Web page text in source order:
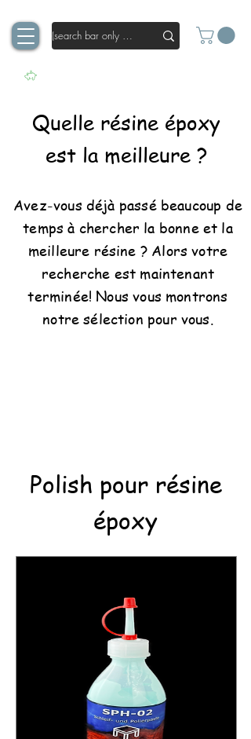
Quelle résine époxy
est la meilleure ?
Avez-vous déjà passé beaucoup de
temps à chercher la bonne et la
meilleure résine ? Alors votre
recherche est maintenant
terminée! Nous vous montrons
notre sélection pour vous.
Polish pour résine
époxy